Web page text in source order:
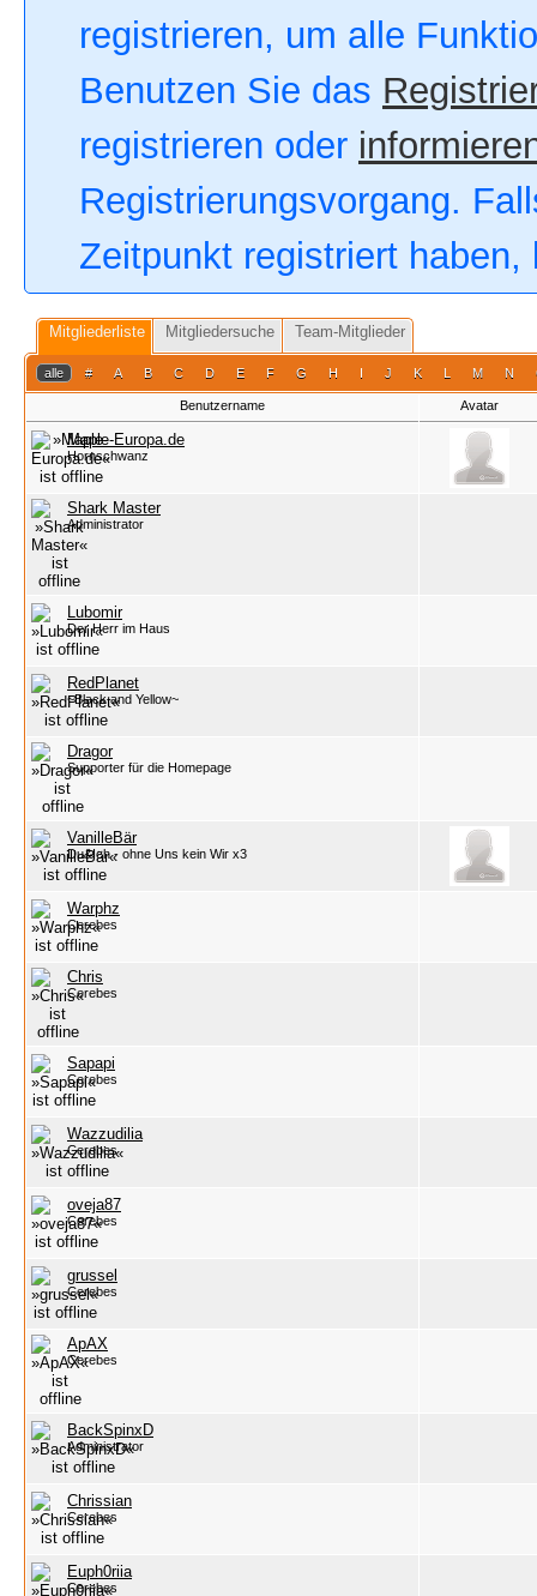
registrieren, um alle
Benutzen Sie das
registrieren oder
Registrierungsvorgang.
Zeitpunkt registriert
Mitgliederliste Mitgliedersuche Team-Mitglieder
alle # A B C D E F G H I J K L M N
Benutzername Avatar
Maple-Europa.de
Hornschwanz
Shark Master
Administrator
Lubomir
Der Herr im Haus
RedPlanet
~Black and Yellow~
Dragor
Supporter für die Homepage
VanilleBär
Du&Ich - ohne Uns kein Wir x3
Warphz
Cerebes
Chris
Cerebes
Sapapi
Cerebes
Wazzudilia
Cerebes
oveja87
Cerebes
grussel
Cerebes
ApAX
Cerebes
BackSpinxD
Administrator
Chrissian
Cerebes
Euph0riia
Cerebes